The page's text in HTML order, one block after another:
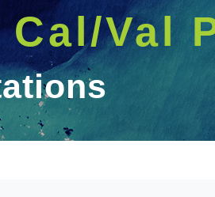
Cal/Val